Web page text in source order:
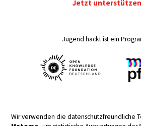
Jetzt
Jugend hackt ist ein
Wir verwenden die datenschutzfreundliche